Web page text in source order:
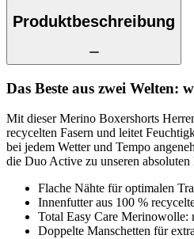
Produktbeschreibung
Das Beste aus zwei
Mit dieser Merino Boxershorts
recycelten Fasern und leitet
bei jedem Wetter und Tempo
die Duo Active zu unseren absoluten
Flache Nähte für optimalen
Innenfutter aus 100 %
Total Easy Care Merinowolle:
Doppelte Manschetten für